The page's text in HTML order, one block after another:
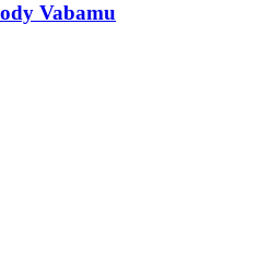
Vabamu